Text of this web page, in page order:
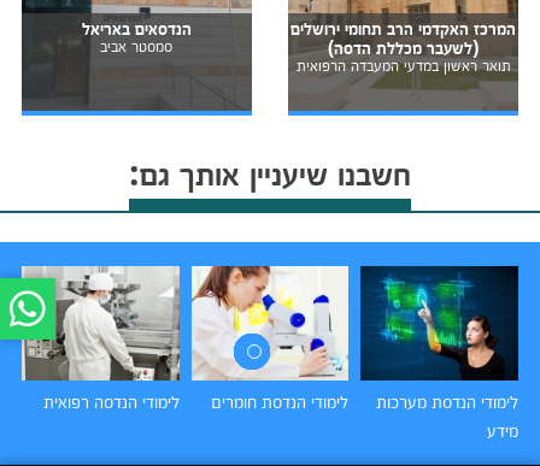
המרכז האקדמי הרב תחומי ירושלים
(לשעבר מכללת הדסה)
תואר ראשון במדעי המעבדה הרפואית
הנדסאים באריאל
סמסטר אביב
חשבנו שיעניין אותך גם:
לימודי הנדסת מערכות
מידע
לימודי הנדסת חומרים לימודי הנדסה רפואית